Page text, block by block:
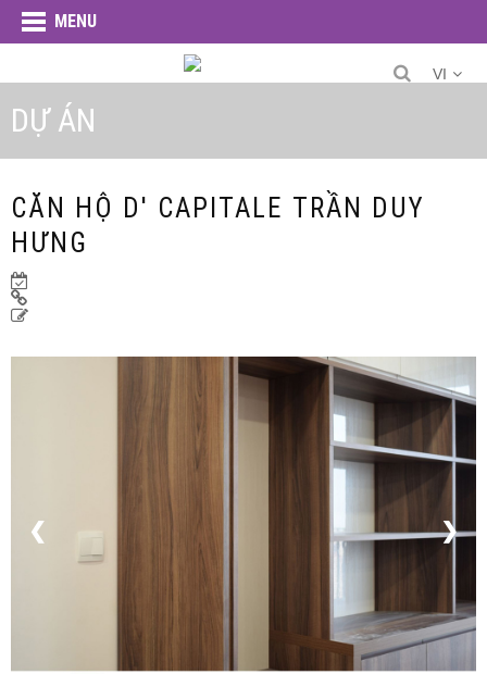
MENU
VI
DỰ ÁN
CĂN HỘ D' CAPITALE TRẦN DUY
HƯNG
❮ ❯